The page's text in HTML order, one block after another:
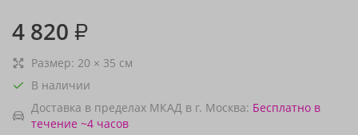
4 820 ₽
Размер: 20 × 35 см
В наличии
Доставка в пределах МКАД в г. Москва: Бесплатно в
течение ~4 часов